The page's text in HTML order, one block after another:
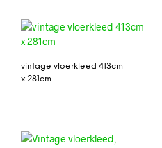
vintage vloerkleed 413cm
x 281cm